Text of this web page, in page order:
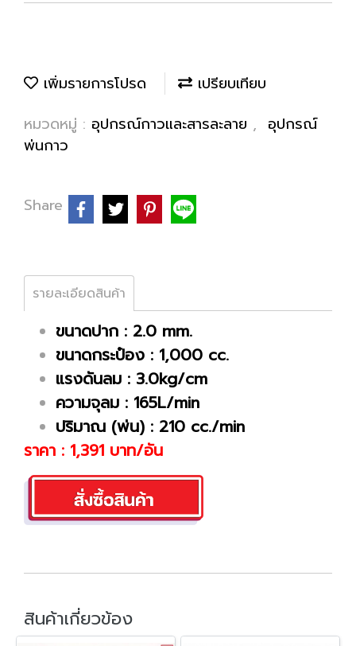
เพิ่มรายการโปรด
เปรียบเทียบ
หมวดหมู่ : อุปกรณ์กาวและสารละลาย , อุปกรณ์
พ่นกาว
Share
รายละเอียดสินค้า
ขนาดปาก : 2.0 mm.
ขนาดกระป๋อง : 1,000 cc.
แรงดันลม : 3.0kg/cm
ความจุลม : 165L/min
ปริมาณ (พ่น) : 210 cc./min
ราคา : 1,391 บาท/อัน
สินค้าเกี่ยวข้อง